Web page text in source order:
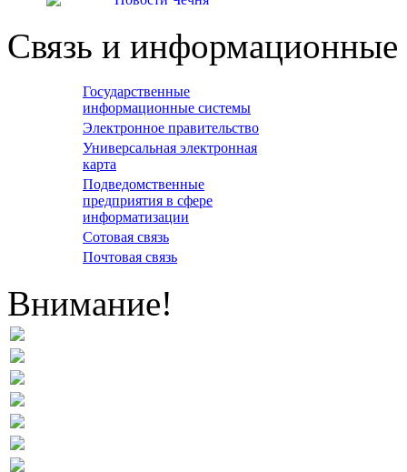
Связь и информационные
Государственные
информационные системы
Электронное правительство
Универсальная электронная
карта
Подведомственные
предприятия в сфере
информатизации
Сотовая связь
Почтовая связь
Внимание!